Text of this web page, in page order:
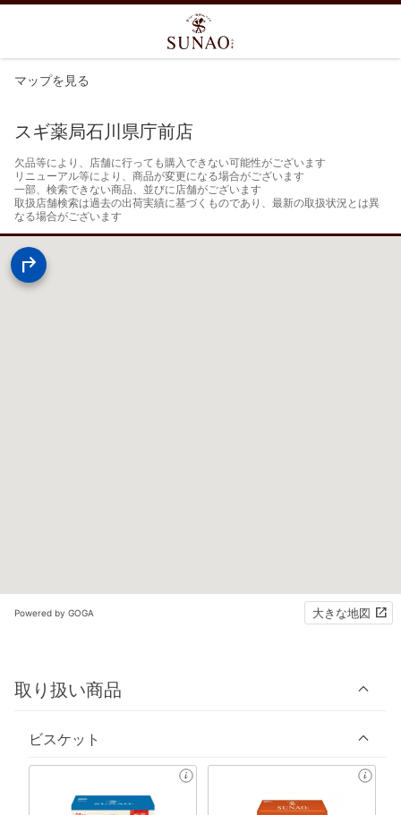
マップを見る
スギ薬局石川県庁前店
欠品等により、店舗に行っても購入できない可能性がございます
リニューアル等により、商品が変更になる場合がございます
一部、検索できない商品、並びに店舗がございます
取扱店舗検索は過去の出荷実績に基づくものであり、最新の取扱状況とは異
なる場合がございます
Powered by GOGA 大きな地図
取り扱い商品
ビスケット